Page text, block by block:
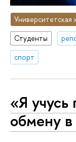
Университетская
Студенты
спорт
«Я учусь
обмену